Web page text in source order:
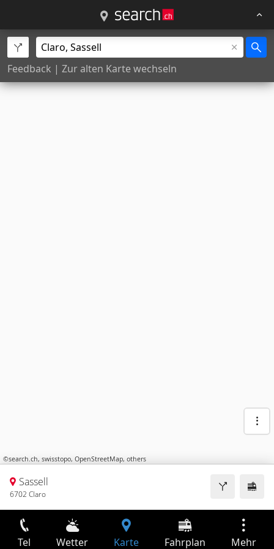
Feedback | Zur alten Karte wechseln
©search.ch, swisstopo, OpenStreetMap, others
Sassell
6702 Claro
Tel Wetter Karte Fahrplan Mehr